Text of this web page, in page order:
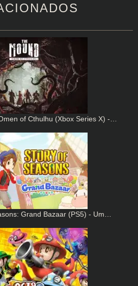
of Cthulhu (Xbox Series X) -…
Grand Bazaar (PS5) - Um…